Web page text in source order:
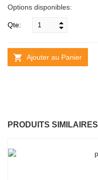
Options disponibles:
Qte:
Ajouter au Panier
PRODUITS SIMILAIRES